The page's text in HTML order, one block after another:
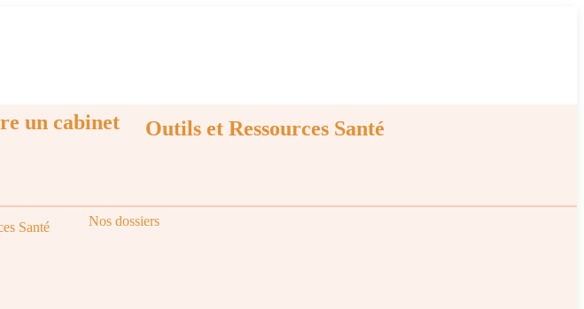
un cabinet
Outils et Ressources Santé
Santé Nos dossiers